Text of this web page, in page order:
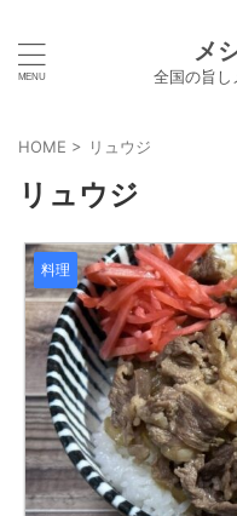
メ
全国の旨し
HOME > リュウジ
リュウジ
料理